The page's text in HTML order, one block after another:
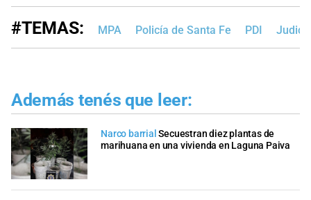
#TEMAS: MPA Policía de Santa Fe PDI
Además tenés que leer:
Narco barrial Secuestran diez plantas de
marihuana en una vivienda en Laguna Paiva